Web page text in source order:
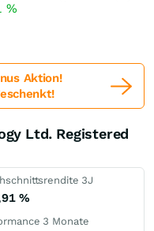
%
Aktion!
Ltd. Registered
3J
%
3 Monate